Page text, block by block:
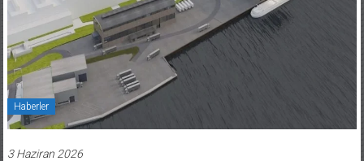
Haberler
3 Haziran 2026